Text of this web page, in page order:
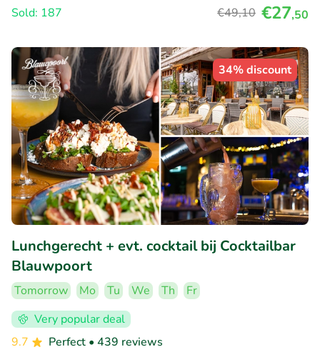
Sold: 187
€49,10 €27,50
34% discount
Lunchgerecht + evt. cocktail bij Cocktailbar
Blauwpoort
Tomorrow Mo Tu We Th
Fr
Very popular deal
9.7
Perfect • 439 reviews